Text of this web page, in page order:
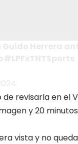
revisarla en el
y 20
vista y no